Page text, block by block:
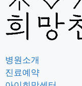
병원소개
진료예약